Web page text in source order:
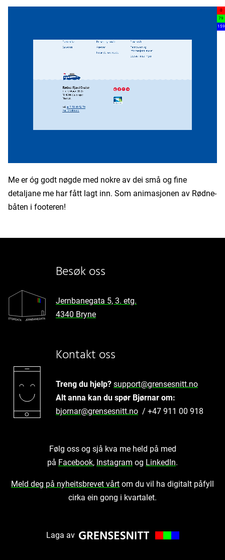
0
79
159
Me er óg godt nøgde med nokre av dei små og fine
detaljane me har fått lagt inn. Som animasjonen av Rødne-
båten i footeren!
Besøk oss
Jernbanegata 5, 3. etg.
4340 Bryne
Kontakt oss
Treng du hjelp? support@grensesnitt.no
Alt anna kan du spør Bjørnar om:
bjornar@grensesnitt.no / +47 911 00 918
Følg oss og sjå kva me held på med
på Facebook, Instagram og LinkedIn.
Meld deg på nyheitsbrevet vårt om du vil ha digitalt påfyll
cirka ein gong i kvartalet.
Laga av